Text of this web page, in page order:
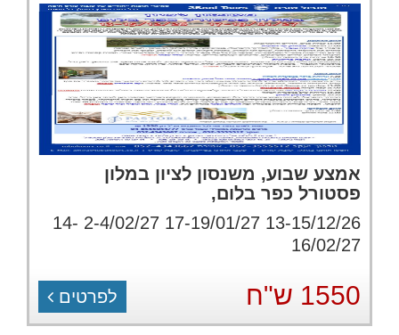
אמצע שבוע, משנסון לציון במלון
פסטורל כפר בלום,
13-15/12/26 17-19/01/27 2-4/02/27 14-
16/02/27
1550 ש"ח לפרטים